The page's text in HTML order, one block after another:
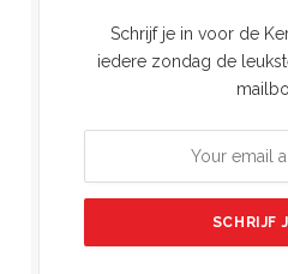
Schrijf je in voor de
iedere zondag de